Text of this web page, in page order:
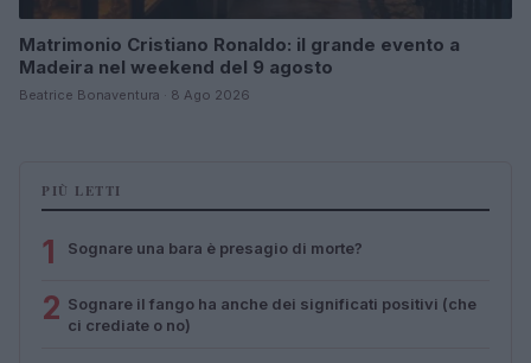
Matrimonio Cristiano Ronaldo: il grande evento a
Madeira nel weekend del 9 agosto
Beatrice Bonaventura · 8 Ago 2026
PIÙ LETTI
1 Sognare una bara è presagio di morte?
2 Sognare il fango ha anche dei significati positivi (che
ci crediate o no)